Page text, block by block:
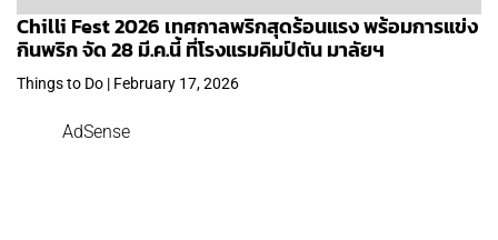
Chilli Fest 2026 เทศกาลพริกสุดร้อนแรง พร้อมการแข่ง
กินพริก จัด 28 มี.ค.นี้ ที่โรงแรมคิมป์ตัน มาลัยฯ
Things to Do | February 17, 2026
AdSense